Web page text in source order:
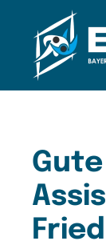
Zum